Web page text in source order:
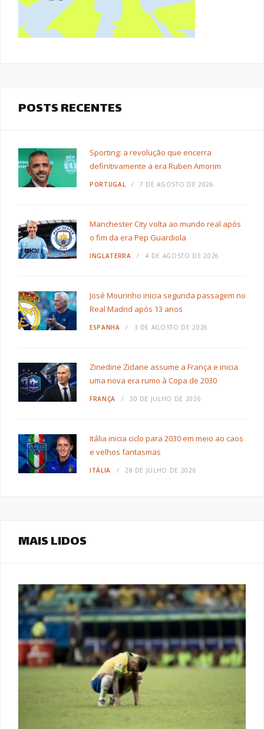
POSTS RECENTES
Sporting: a revolução que encerra
definitivamente a era Ruben Amorim
PORTUGAL 7 DE AGOSTO DE 2026
Manchester City volta ao mundo real após
o fim da era Pep Guardiola
INGLATERRA 4 DE AGOSTO DE 2026
José Mourinho inicia segunda passagem no
Real Madrid após 13 anos
ESPANHA 3 DE AGOSTO DE 2026
Zinedine Zidane assume a França e inicia
uma nova era rumo à Copa de 2030
FRANÇA 30 DE JULHO DE 2026
Itália inicia ciclo para 2030 em meio ao caos
e velhos fantasmas
ITÁLIA 28 DE JULHO DE 2026
MAIS LIDOS